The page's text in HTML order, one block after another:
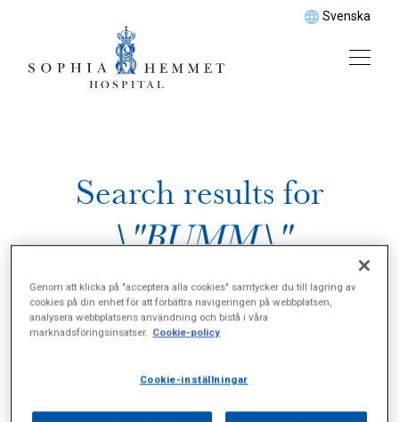
Svenska
Search results for
\"BUMM\"
Genom att klicka på "acceptera alla cookies" samtycker du till lagring av
cookies på din enhet för att förbättra navigeringen på webbplatsen,
analysera webbplatsens användning och bistå i våra
marknadsföringsinsatser. Cookie-policy
Cookie-inställningar